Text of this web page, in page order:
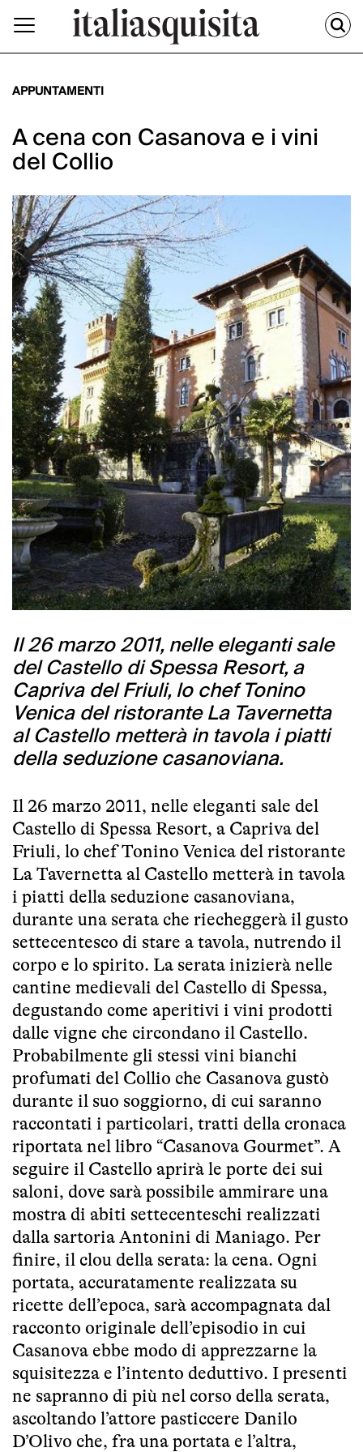
APPUNTAMENTI
A cena con Casanova e i vini
del Collio
Il 26 marzo 2011, nelle eleganti sale
del Castello di Spessa Resort, a
Capriva del Friuli, lo chef Tonino
Venica del ristorante La Tavernetta
al Castello metterà in tavola i piatti
della seduzione casanoviana.
Il 26 marzo 2011, nelle eleganti sale del
Castello di Spessa Resort, a Capriva del
Friuli, lo chef Tonino Venica del ristorante
La Tavernetta al Castello metterà in tavola
i piatti della seduzione casanoviana,
durante una serata che riecheggerà il gusto
settecentesco di stare a tavola, nutrendo il
corpo e lo spirito. La serata inizierà nelle
cantine medievali del Castello di Spessa,
degustando come aperitivi i vini prodotti
dalle vigne che circondano il Castello.
Probabilmente gli stessi vini bianchi
profumati del Collio che Casanova gustò
durante il suo soggiorno, di cui saranno
raccontati i particolari, tratti della cronaca
riportata nel libro “Casanova Gourmet”. A
seguire il Castello aprirà le porte dei sui
saloni, dove sarà possibile ammirare una
mostra di abiti settecenteschi realizzati
dalla sartoria Antonini di Maniago. Per
finire, il clou della serata: la cena. Ogni
portata, accuratamente realizzata su
ricette dell’epoca, sarà accompagnata dal
racconto originale dell’episodio in cui
Casanova ebbe modo di apprezzarne la
squisitezza e l’intento deduttivo. I presenti
ne sapranno di più nel corso della serata,
ascoltando l’attore pasticcere Danilo
D’Olivo che, fra una portata e l’altra,